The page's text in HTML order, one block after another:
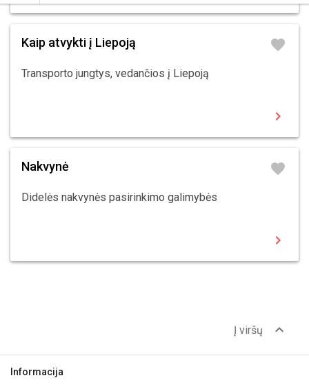
Kaip atvykti į Liepoją favorite
Transporto jungtys, vedančios į Liepoją
chevron_right
Nakvynė favorite
Didelės nakvynės pasirinkimo galimybės
chevron_right
Į viršų expand_less
Informacija